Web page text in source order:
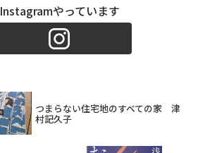
Instagramやっています
つまらない住宅地のすべての家 津
村記久子